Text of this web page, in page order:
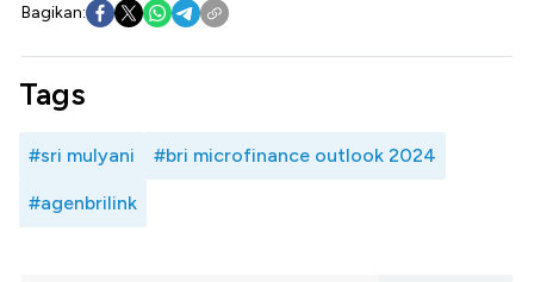
Bagikan:
Tags
#sri mulyani #bri microfinance outlook 2024
#agenbrilink